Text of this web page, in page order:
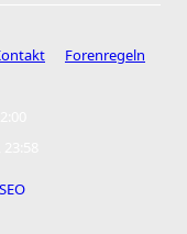
Forenregeln